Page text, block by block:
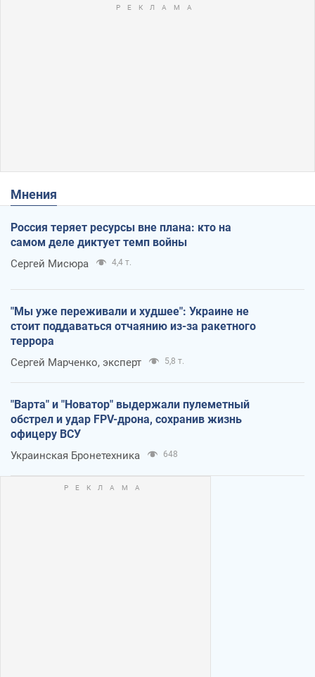
Мнения
Россия теряет ресурсы вне плана: кто на
самом деле диктует темп войны
Сергей Мисюра 4,4 т.
"Мы уже переживали и худшее": Украине не
стоит поддаваться отчаянию из-за ракетного
террора
Сергей Марченко, эксперт 5,8 т.
"Варта" и "Новатор" выдержали пулеметный
обстрел и удар FPV-дрона, сохранив жизнь
офицеру ВСУ
Украинская Бронетехника 648